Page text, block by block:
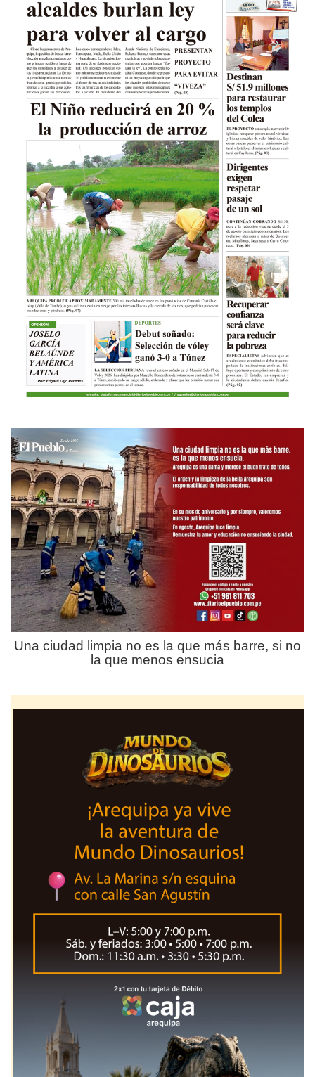
Una ciudad limpia no es la que más barre, si no
la que menos ensucia